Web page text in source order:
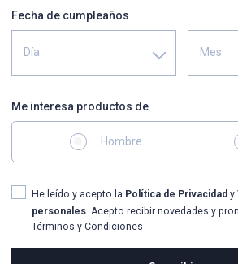
Fecha de cumpleaños
Día Mes
Me interesa productos de
Hombre
He leído y acepto la Política de Privacidad y
personales. Acepto recibir novedades y
Términos y Condiciones